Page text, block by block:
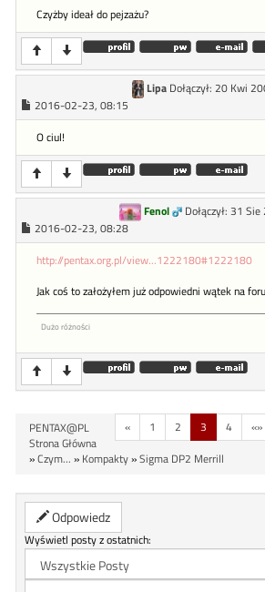
Czyżby ideał do pejzażu?
Lipa Dołączył: 20 Kwi
2016-02-23, 08:15
O ciul!
Fenol
Dołączył: 31
2016-02-23, 08:28
http://pentax.org.pl/view...1222180#1222180
Jak coś to założyłem już odpowiedni wątek na
Dużo różności
« 1 2 3 4 «»
PENTAX@PL
Strona Główna
»Czym... » Kompakty»Sigma DP2 Merrill
Odpowiedz
Wyświetl posty z ostatnich: